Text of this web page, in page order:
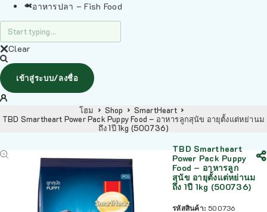
อาหารปลา – Fish Food
Clear
เข้าสู่ระบบ/ลงชื่อ
โฮม Shop
SmartHeart
TBD Smartheart Power Pack Puppy Food – อาหารลูกสุนัข อายุตั้งแต่หย่านม
ถึง 1ปี 1kg (500736)
TBD Smartheart
Power Pack Puppy
Food – อาหารลูก
สุนัข อายุตั้งแต่หย่านม
ถึง 1ปี 1kg (500736)
รหัสสินค้า: 500736